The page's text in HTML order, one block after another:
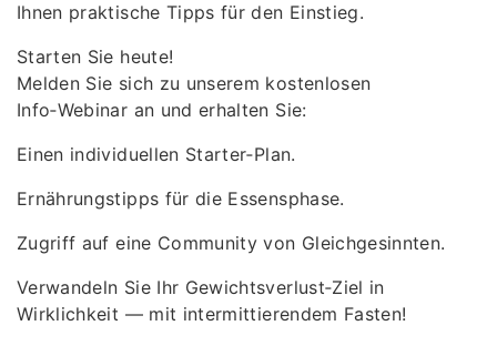
Ihnen praktische Tipps für den Einstieg.
Starten Sie heute!
Melden Sie sich zu unserem kostenlosen
Info‑Webinar an und erhalten Sie:
Einen individuellen Starter‑Plan.
Ernährungstipps für die Essensphase.
Zugriff auf eine Community von Gleichgesinnten.
Verwandeln Sie Ihr Gewichtsverlust‑Ziel in
Wirklichkeit — mit intermittierendem Fasten!